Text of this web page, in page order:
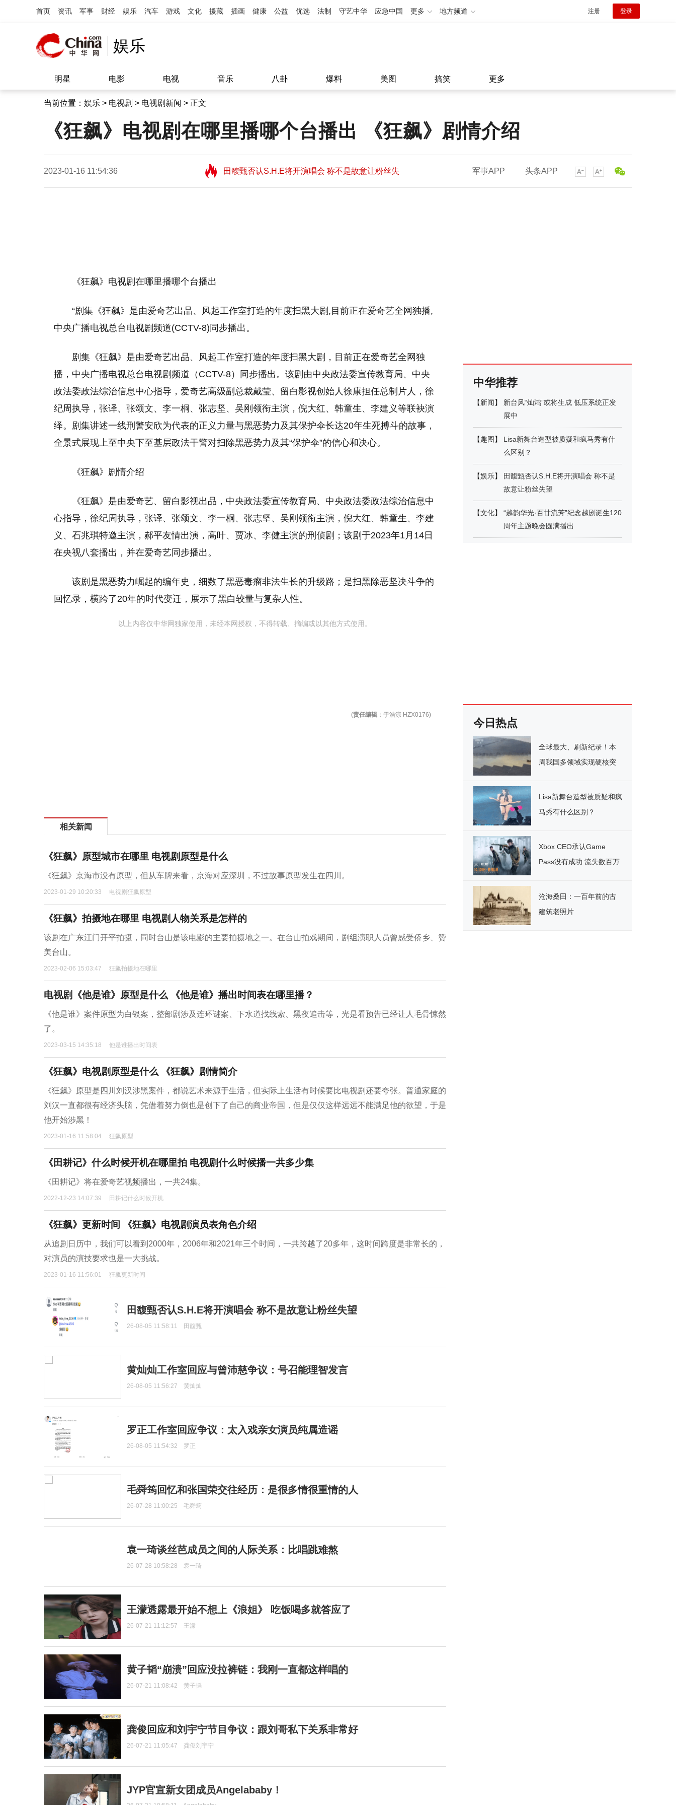
首页 资讯 军事 财经 娱乐 汽车 游戏 文化 援藏 插画 健康 公益 优选 法制 守艺中华 应急中国 更多 地方频道 注册 登录
娱乐
明星 电影 电视 音乐 八卦 爆料 美图 搞笑 更多
当前位置： 娱乐 > 电视剧 > 电视剧新闻 > 正文
《狂飙》电视剧在哪里播哪个台播出 《狂飙》剧情介绍
2023-01-16 11:54:36
田馥甄否认S.H.E将开演唱会 称不是故意让粉丝失
望11:08
田馥甄否认S.H.E将开演唱会 称不是故意让粉丝失
军事APP 头条APP
《狂飙》电视剧在哪里播哪个台播出
“剧集《狂飙》是由爱奇艺出品、风起工作室打造的年度扫黑大剧,目前正在爱奇艺全网独播,
中央广播电视总台电视剧频道(CCTV-8)同步播出。
剧集《狂飙》是由爱奇艺出品、风起工作室打造的年度扫黑大剧，目前正在爱奇艺全网独
播，中央广播电视总台电视剧频道（CCTV-8）同步播出。该剧由中央政法委宣传教育局、中央
政法委政法综治信息中心指导，爱奇艺高级副总裁戴莹、留白影视创始人徐康担任总制片人，徐
纪周执导，张译、张颂文、李一桐、张志坚、吴刚领衔主演，倪大红、韩童生、李建义等联袂演
绎。剧集讲述一线刑警安欣为代表的正义力量与黑恶势力及其保护伞长达20年生死搏斗的故事，
全景式展现上至中央下至基层政法干警对扫除黑恶势力及其“保护伞”的信心和决心。
《狂飙》剧情介绍
《狂飙》是由爱奇艺、留白影视出品，中央政法委宣传教育局、中央政法委政法综治信息中
心指导，徐纪周执导，张译、张颂文、李一桐、张志坚、吴刚领衔主演，倪大红、韩童生、李建
义、石兆琪特邀主演，郝平友情出演，高叶、贾冰、李健主演的刑侦剧；该剧于2023年1月14日
在央视八套播出，并在爱奇艺同步播出。
该剧是黑恶势力崛起的编年史，细数了黑恶毒瘤非法生长的升级路；是扫黑除恶坚决斗争的
回忆录，横跨了20年的时代变迁，展示了黑白较量与复杂人性。
以上内容仅中华网独家使用，未经本网授权，不得转载、摘编或以其他方式使用。
(责任编辑 ：于浩淙 HZX0176)
相关新闻
《狂飙》原型城市在哪里 电视剧原型是什么
《狂飙》京海市没有原型，但从车牌来看，京海对应深圳，不过故事原型发生在四川。
2023-01-29 10:20:33 电视剧狂飙原型
《狂飙》拍摄地在哪里 电视剧人物关系是怎样的
该剧在广东江门开平拍摄，同时台山是该电影的主要拍摄地之一。在台山拍戏期间，剧组演职人员曾感受侨乡、赞
美台山。
2023-02-06 15:03:47 狂飙拍摄地在哪里
电视剧《他是谁》原型是什么 《他是谁》播出时间表在哪里播？
《他是谁》案件原型为白银案，整部剧涉及连环谜案、下水道找线索、黑夜追击等，光是看预告已经让人毛骨悚然
了。
2023-03-15 14:35:18 他是谁播出时间表
《狂飙》电视剧原型是什么 《狂飙》剧情简介
《狂飙》原型是四川刘汉涉黑案件，都说艺术来源于生活，但实际上生活有时候要比电视剧还要夸张。普通家庭的
刘汉一直都很有经济头脑，凭借着努力倒也是创下了自己的商业帝国，但是仅仅这样远远不能满足他的欲望，于是
他开始涉黑！
2023-01-16 11:58:04 狂飙原型
《田耕记》什么时候开机在哪里拍 电视剧什么时候播一共多少集
《田耕记》将在爱奇艺视频播出，一共24集。
2022-12-23 14:07:39 田耕记什么时候开机
《狂飙》更新时间 《狂飙》电视剧演员表角色介绍
从追剧日历中，我们可以看到2000年，2006年和2021年三个时间，一共跨越了20多年，这时间跨度是非常长的，
对演员的演技要求也是一大挑战。
2023-01-16 11:56:01 狂飙更新时间
田馥甄否认S.H.E将开演唱会 称不是故意让粉丝失望
26-08-05 11:58:11 田馥甄
黄灿灿工作室回应与曾沛慈争议：号召能理智发言
26-08-05 11:56:27 黄灿灿
罗正工作室回应争议：太入戏亲女演员纯属造谣
26-08-05 11:54:32 罗正
毛舜筠回忆和张国荣交往经历：是很多情很重情的人
26-07-28 11:00:25 毛舜筠
袁一琦谈丝芭成员之间的人际关系：比唱跳难熬
26-07-28 10:58:28 袁一琦
王濛透露最开始不想上《浪姐》 吃饭喝多就答应了
26-07-21 11:12:57 王濛
黄子韬“崩溃”回应没拉裤链：我刚一直都这样唱的
26-07-21 11:08:42 黄子韬
龚俊回应和刘宇宁节目争议：跟刘哥私下关系非常好
26-07-21 11:05:47 龚俊刘宇宁
JYP官宣新女团成员Angelababy！
中华推荐
【新闻】
新台风“灿鸿”或将生成 低压系统正发
展中
【趣图 】
Lisa新舞台造型被质疑和疯马秀有什
么区别？
【娱乐】
田馥甄否认S.H.E将开演唱会 称不是
故意让粉丝失望
【文化】
“越韵华光·百廿流芳”纪念越剧诞生120
周年主题晚会圆满播出
今日热点
全球最大、刷新纪录！本
周我国多领域实现硬核突
Lisa新舞台造型被质疑和疯
马秀有什么区别？
Xbox CEO承认Game
Pass没有成功 流失数百万
沧海桑田：一百年前的古
建筑老照片